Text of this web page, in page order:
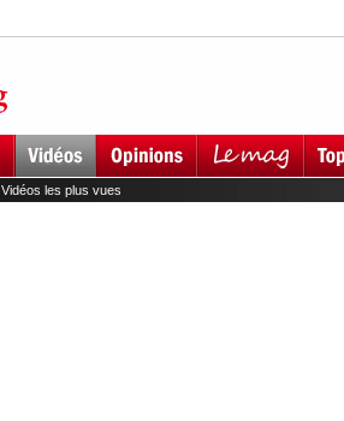
Vidéos les plus vues